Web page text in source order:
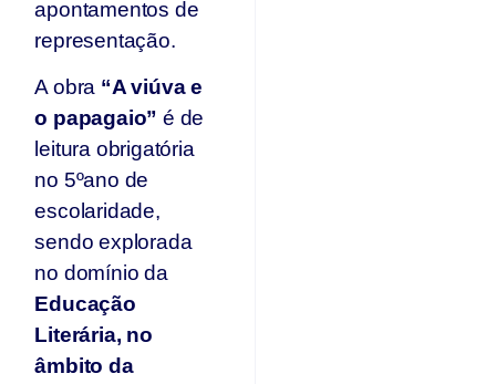
apontamentos de
representação.
A obra “A viúva e
o papagaio” é de
leitura obrigatória
no 5ºano de
escolaridade,
sendo explorada
no domínio da
Educação
Literária, no
âmbito da